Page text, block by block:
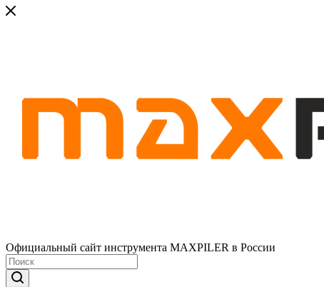
Официальный сайт инструмента MAXPILER в России